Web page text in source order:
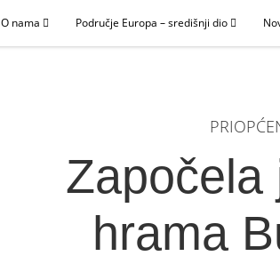
O nama Područje Europa – središnji dio
Započela
hrama